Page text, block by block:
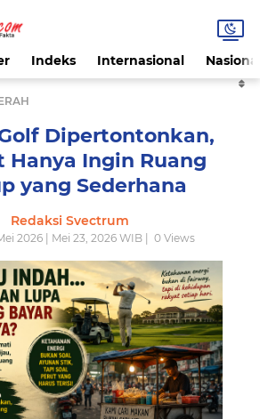
Indeks Internasional
Dipertontonkan,
Hanya Ingin Ruang
yang Sederhana
Redaksi Svectrum
2026 | Mei 23, 2026 WIB | 0 Views